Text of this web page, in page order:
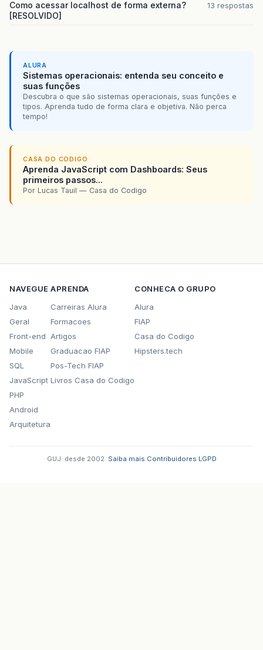
Como acessar localhost de forma externa?
[RESOLVIDO]
13 respostas
ALURA
Sistemas operacionais: entenda seu conceito e
suas funções
Descubra o que são sistemas operacionais, suas funções e
tipos. Aprenda tudo de forma clara e objetiva. Não perca
tempo!
CASA DO CODIGO
Aprenda JavaScript com Dashboards: Seus
primeiros passos...
Por Lucas Tauil — Casa do Codigo
NAVEGUE
Java
Geral
Front-end
Mobile
SQL
JavaScript
PHP
Android
Arquitetura
APRENDA
Carreiras Alura
Formacoes
Artigos
Graduacao FIAP
Pos-Tech FIAP
Livros Casa do Codigo
CONHECA O GRUPO
Alura
FIAP
Casa do Codigo
Hipsters.tech
GUJ: desde 2002. Saiba mais Contribuidores LGPD